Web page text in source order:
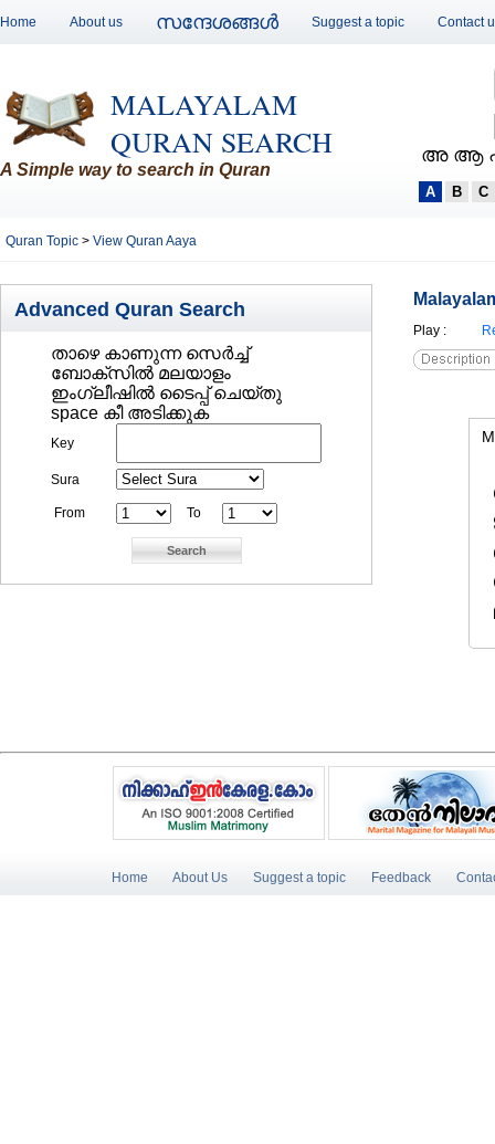
Home About us സന്ദേശങ്ങള്‍ Suggest a topic Contact
MALAYALAM
QURAN SEARCH
A Simple way to search in Quran
അ ആ
A B C
Quran Topic > View Quran Aaya
Advanced Quran Search
താഴെ കാണുന്ന സെര്‍ച്ച്‌
ബോക്സില്‍ മലയാളം
ഇംഗ്ലീഷില്‍ ടൈപ്പ് ചെയ്തു
space കീ അടിക്കുക
Key
Sura
From To
Play :
Home About Us Suggest a topic Feedback